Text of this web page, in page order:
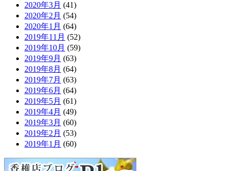
2020年3月 (41)
2020年2月 (54)
2020年1月 (64)
2019年11月 (52)
2019年10月 (59)
2019年9月 (63)
2019年8月 (64)
2019年7月 (63)
2019年6月 (64)
2019年5月 (61)
2019年4月 (49)
2019年3月 (60)
2019年2月 (53)
2019年1月 (60)